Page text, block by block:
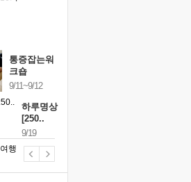
통증잡는워
크숍
9/11~9/12
하루명상
[250..
9/19